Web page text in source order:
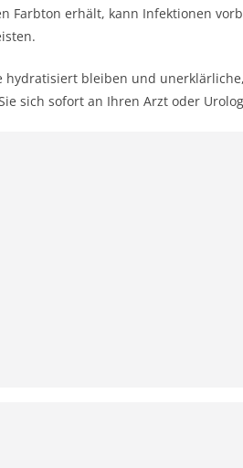
Farbton erhält, kann Infektionen
hydratisiert bleiben und
sich sofort an Ihren Arzt oder